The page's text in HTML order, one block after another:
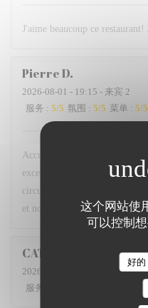
这个网站使
可以控制想
好的
J'aime beaucoup ce restaurant!
PierreD
2026-08-01 - 19:15 - 来宾 2
服务 : 5/5 氛围 : 5/5 菜单 : 5/5
Accueil très professionnel et
excellents, belle présentation
circulation et du bruit des
et nous en parlerons aux amis.
CATHERINE
2026-08-01
- 20:00 - 来宾 2
服务